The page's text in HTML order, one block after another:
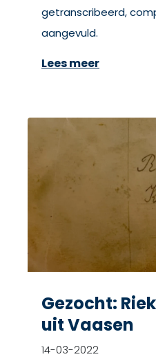
getranscribeerd,
aangevuld.
Lees meer
Gezocht:
uit Vaasen
14-03-2022